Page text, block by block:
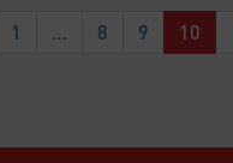
1 … 8 9 10